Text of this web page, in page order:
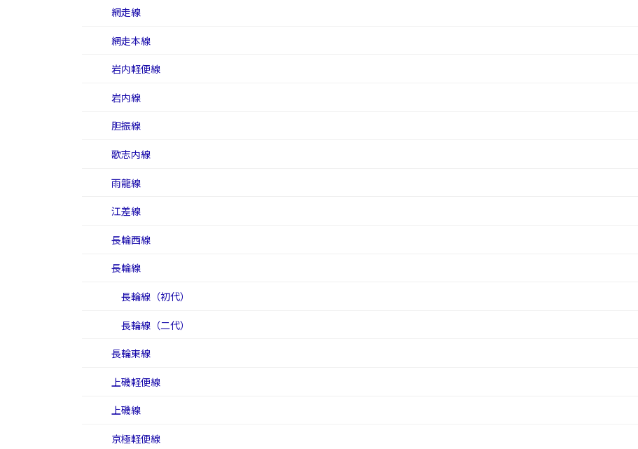
網走線
網走本線
岩内軽便線
岩内線
胆振線
歌志内線
雨龍線
江差線
長輪西線
長輪線
長輪線（初代）
長輪線（二代）
長輪東線
上磯軽便線
上磯線
京極軽便線